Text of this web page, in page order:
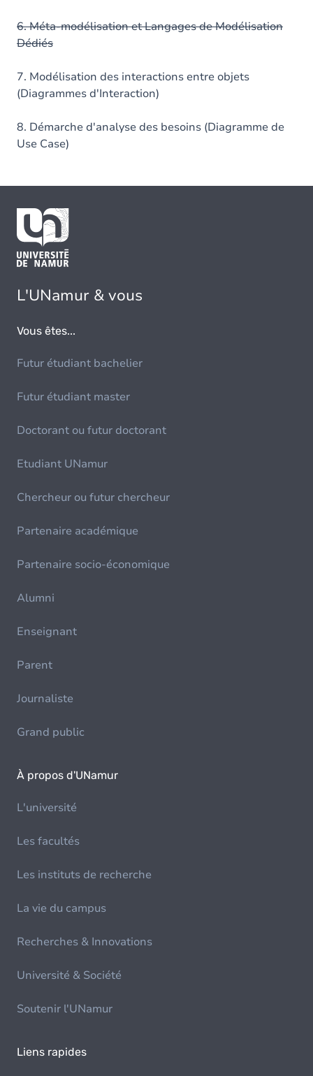
6. Méta-modélisation et Langages de Modélisation
Dédiés
7. Modélisation des interactions entre objets
(Diagrammes d'Interaction)
8. Démarche d'analyse des besoins (Diagramme de
Use Case)
L'UNamur & vous
Vous êtes...
Futur étudiant bachelier
Futur étudiant master
Doctorant ou futur doctorant
Etudiant UNamur
Chercheur ou futur chercheur
Partenaire académique
Partenaire socio-économique
Alumni
Enseignant
Parent
Journaliste
Grand public
À propos d'UNamur
L'université
Les facultés
Les instituts de recherche
La vie du campus
Recherches & Innovations
Université & Société
Soutenir l'UNamur
Liens rapides